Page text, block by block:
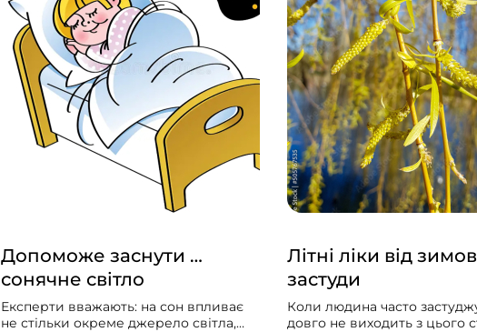
Допоможе заснути …
сонячне світло
Експерти вважають: на сон впливає
не стільки окреме джерело світла,
Літні ліки від
застуди
Коли людина часто
довго не виходить з цього